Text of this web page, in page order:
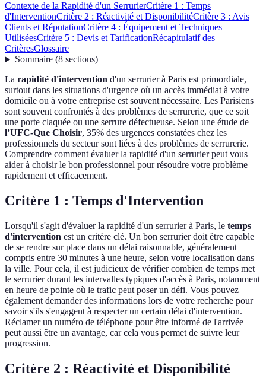
Contexte de la Rapidité d'un SerrurierCritère 1 : Temps
d'InterventionCritère 2 : Réactivité et DisponibilitéCritère 3 : Avis
Clients et RéputationCritère 4 : Équipement et Techniques
UtiliséesCritère 5 : Devis et TarificationRécapitulatif des
CritèresGlossaire
Sommaire(8 sections)
La rapidité d'intervention d'un serrurier à Paris est primordiale,
surtout dans les situations d'urgence où un accès immédiat à votre
domicile ou à votre entreprise est souvent nécessaire. Les Parisiens
sont souvent confrontés à des problèmes de serrurerie, que ce soit
une porte claquée ou une serrure défectueuse. Selon une étude de
l’UFC-Que Choisir, 35% des urgences constatées chez les
professionnels du secteur sont liées à des problèmes de serrurerie.
Comprendre comment évaluer la rapidité d'un serrurier peut vous
aider à choisir le bon professionnel pour résoudre votre problème
rapidement et efficacement.
Critère 1 : Temps d'Intervention
Lorsqu'il s'agit d'évaluer la rapidité d'un serrurier à Paris, le temps
d'intervention est un critère clé. Un bon serrurier doit être capable
de se rendre sur place dans un délai raisonnable, généralement
compris entre 30 minutes à une heure, selon votre localisation dans
la ville. Pour cela, il est judicieux de vérifier combien de temps met
le serrurier durant les intervalles typiques d'accès à Paris, notamment
en heure de pointe où le trafic peut poser un défi. Vous pouvez
également demander des informations lors de votre recherche pour
savoir s'ils s'engagent à respecter un certain délai d'intervention.
Réclamer un numéro de téléphone pour être informé de l'arrivée
peut aussi être un avantage, car cela vous permet de suivre leur
progression.
Critère 2 : Réactivité et Disponibilité